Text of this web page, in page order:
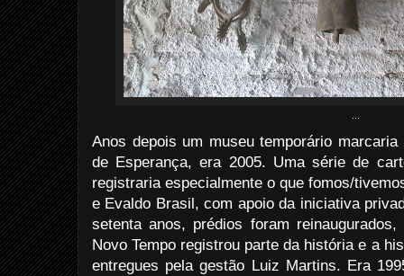
Anos depois um museu temporário
de Esperança, era 2005. Uma série de
registraria especialmente o que fomos/
e Evaldo Brasil, com apoio da iniciativa
setenta anos, prédios foram
Novo Tempo registrou parte da história e a
entregues pela gestão Luiz Martins. Era